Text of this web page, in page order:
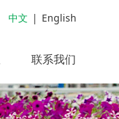
中文 | English
联系我们